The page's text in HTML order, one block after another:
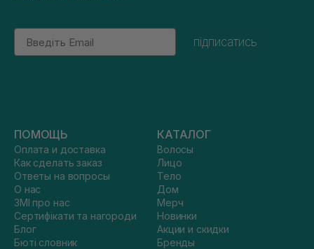
Email
підписатись
ПОМОЩЬ
Оплата и доставка
Как сделать заказ
Ответы на вопросы
О нас
ЗМІ про нас
Сертифікати та нагороди
Блог
Бюті словник
КАТАЛОГ
Волосы
Лицо
Тело
Дом
Мерч
Новинки
Акции и скидки
Бренды